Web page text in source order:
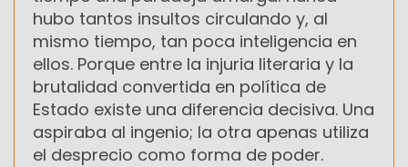
hubo tantos insultos circulando y, al
mismo tiempo, tan poca inteligencia en
ellos. Porque entre la injuria literaria y la
brutalidad convertida en política de
Estado existe una diferencia decisiva. Una
aspiraba al ingenio; la otra apenas utiliza
el desprecio como forma de poder.